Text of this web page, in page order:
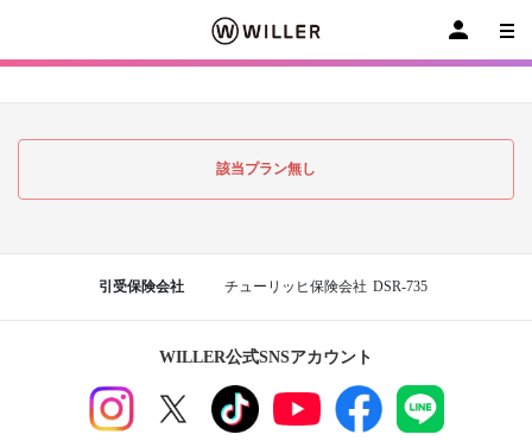
該当プラン無し
引受保険会社 チューリッヒ保険会社 DSR-735
WILLER公式SNSアカウント